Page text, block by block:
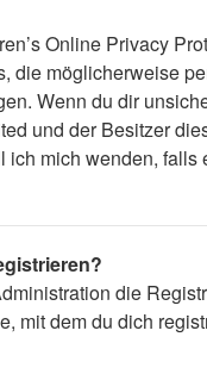
Online Privacy
die möglicherweise
Wenn du dir
und der Besitzer
ich mich wenden,
die
mit dem du dich